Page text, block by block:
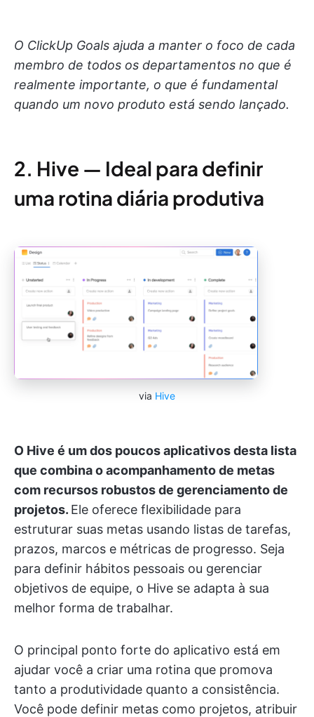
O ClickUp Goals ajuda a manter o foco de cada
membro de todos os departamentos no que é
realmente importante, o que é fundamental
quando um novo produto está sendo lançado.
2. Hive — Ideal para definir
uma rotina diária produtiva
via Hive
O Hive é um dos poucos aplicativos desta lista
que combina o acompanhamento de metas
com recursos robustos de gerenciamento de
projetos. Ele oferece flexibilidade para
estruturar suas metas usando listas de tarefas,
prazos, marcos e métricas de progresso. Seja
para definir hábitos pessoais ou gerenciar
objetivos de equipe, o Hive se adapta à sua
melhor forma de trabalhar.
O principal ponto forte do aplicativo está em
ajudar você a criar uma rotina que promova
tanto a produtividade quanto a consistência.
Você pode definir metas como projetos, atribuir